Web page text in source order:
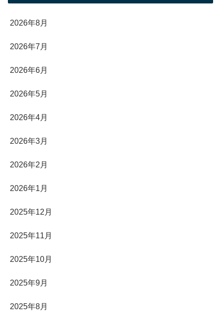
2026年8月
2026年7月
2026年6月
2026年5月
2026年4月
2026年3月
2026年2月
2026年1月
2025年12月
2025年11月
2025年10月
2025年9月
2025年8月